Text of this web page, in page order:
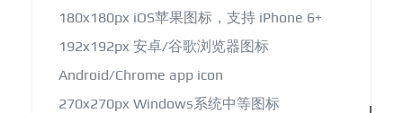
180x180px iOS苹果图标，支持 iPhone 6+
192x192px 安卓/谷歌浏览器图标
Android/Chrome app icon
270x270px Windows系统中等图标